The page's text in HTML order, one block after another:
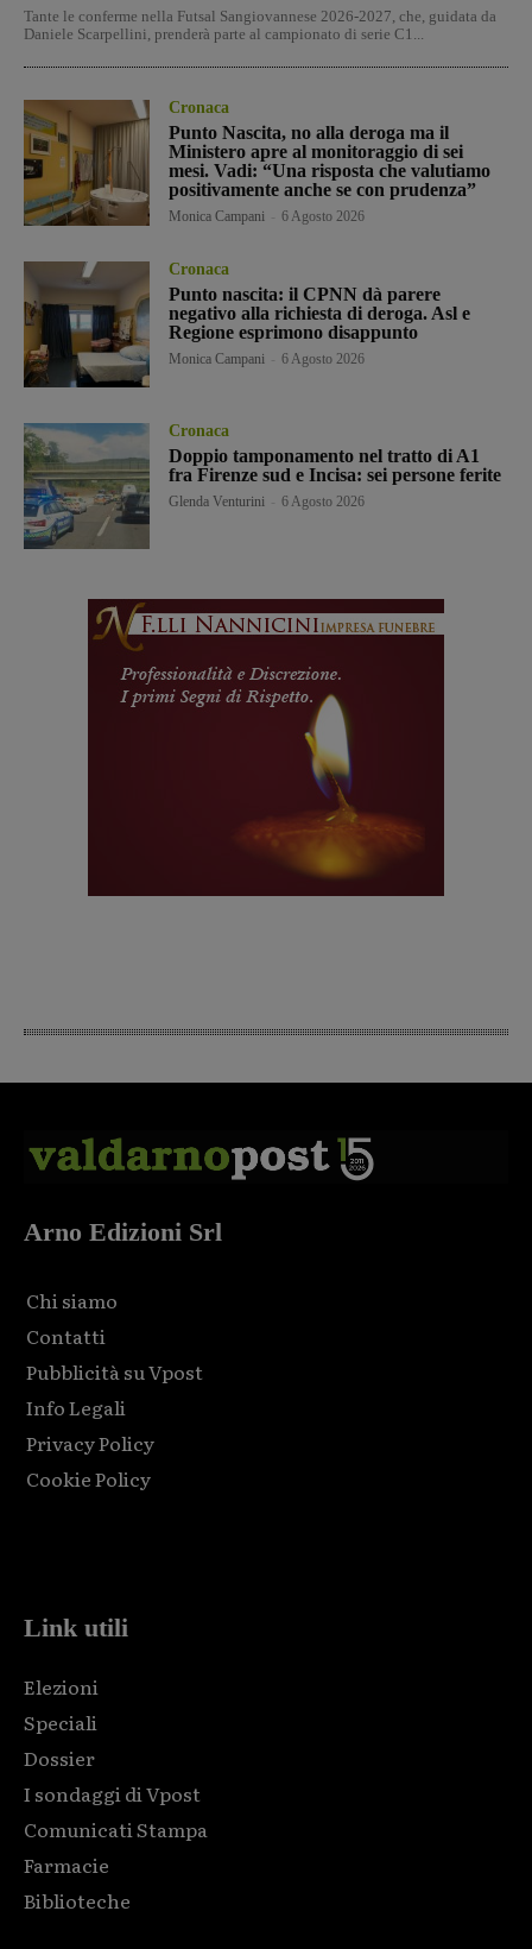
Tante le conferme nella Futsal Sangiovannese 2026-2027, che, guidata da
Daniele Scarpellini, prenderà parte al campionato di serie C1...
Cronaca
Punto Nascita, no alla deroga ma il
Ministero apre al monitoraggio di sei
mesi. Vadi: “Una risposta che valutiamo
positivamente anche se con prudenza”
Monica Campani 6 Agosto 2026
Cronaca
Punto nascita: il CPNN dà parere
negativo alla richiesta di deroga. Asl e
Regione esprimono disappunto
Monica Campani 6 Agosto 2026
Cronaca
Doppio tamponamento nel tratto di A1
fra Firenze sud e Incisa: sei persone ferite
Glenda Venturini 6 Agosto 2026
Arno Edizioni Srl
Chi siamo
Contatti
Pubblicità su Vpost
Info Legali
Privacy Policy
Cookie Policy
Link utili
Elezioni
Speciali
Dossier
I sondaggi di Vpost
Comunicati Stampa
Farmacie
Biblioteche